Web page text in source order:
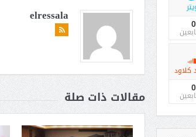
elressala
مقالات ذات صلة
0
كلاود
0